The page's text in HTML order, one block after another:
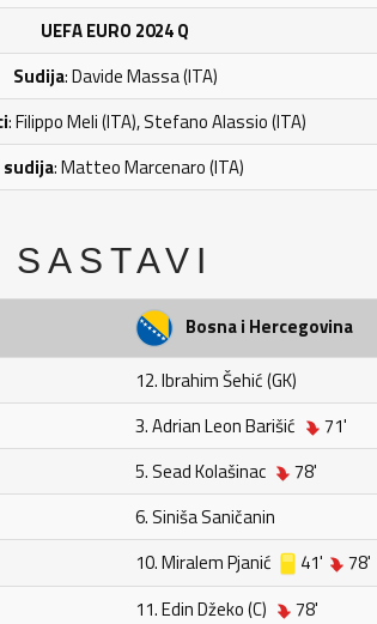
UEFA EURO 2024 Q
Sudija: Davide Massa (ITA)
: Filippo Meli (ITA), Stefano Alassio (ITA)
sudija: Matteo Marcenaro (ITA)
SASTAVI
Bosna i Hercegovina
12. Ibrahim Šehić (GK)
3. Adrian Leon Barišić
71'
5. Sead Kolašinac
78'
6. Siniša Saničanin
10. Miralem Pjanić 41'
78'
11. Edin Džeko (C)
78'